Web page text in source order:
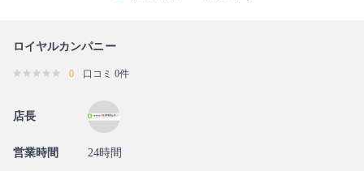
ロイヤルカンパニー
0 口コミ 0件
店長
営業時間 24時間